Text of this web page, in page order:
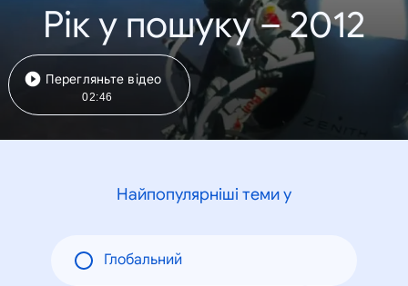
Рік у пошуку – 2012
Перегляньте відео
02:46
Найпопулярніші теми у
Глобальний